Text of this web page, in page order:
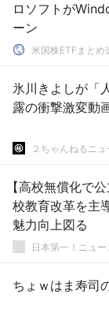
ロソフトが
ーン
米国株ETFまとめ
氷川きよしが「
２ちゃんねるニ
【高校無償化で
校教育改革を主
魅力向上図る
日本第一！ニュー
ちょｗはま寿司